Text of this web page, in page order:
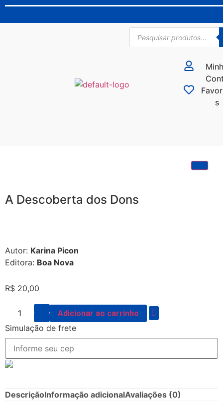
s
A Descoberta dos Dons
Autor: Karina Picon
Editora: Boa Nova
R$ 20,00
Adicionar ao carrinho
Simulação de frete
DescriçãoInformação adicionalAvaliações (0)